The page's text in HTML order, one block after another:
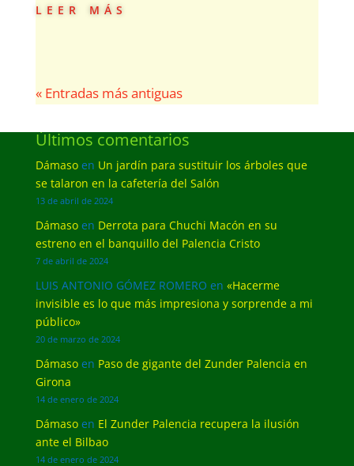
leer más
« Entradas más antiguas
Últimos comentarios
Dámasoen Un jardín para sustituir los árboles que
se talaron en la cafetería del Salón
13 de abril de 2024
Dámasoen Derrota para Chuchi Macón en su
estreno en el banquillo del Palencia Cristo
7 de abril de 2024
LUIS ANTONIO GÓMEZ ROMERO en «Hacerme
invisible es lo que más impresiona y sorprende a mi
público»
20 de marzo de 2024
Dámasoen Paso de gigante del Zunder Palencia en
Girona
14 de enero de 2024
Dámasoen El Zunder Palencia recupera la ilusión
ante el Bilbao
14 de enero de 2024